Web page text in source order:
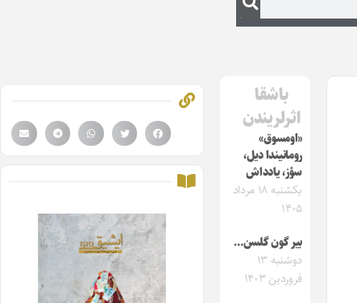
باشقا
اثرلریندن
«اومسوق»
رومانیندا دیل،
سؤز، یادداش
یکشنبه ۱۸ مرداد
۱۴۰۵
بیر گون گلسن…
دوشنبه ۱۳
فروردین ۱۴۰۳